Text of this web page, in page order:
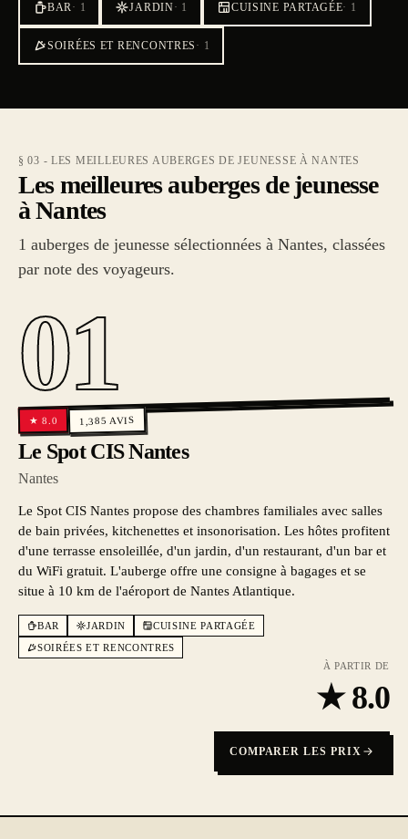
BAR· 1 JARDIN· 1 CUISINE PARTAGÉE· 1
SOIRÉES ET RENCONTRES · 1
§ 03 - LES MEILLEURES AUBERGES DE JEUNESSE À NANTES
Les meilleures auberges de jeunesse
à Nantes
1 auberges de jeunesse sélectionnées à Nantes, classées
par note des voyageurs.
01
★8.0 1,385 AVIS
Le Spot CIS Nantes
Nantes
Le Spot CIS Nantes propose des chambres familiales avec salles
de bain privées, kitchenettes et insonorisation. Les hôtes profitent
d'une terrasse ensoleillée, d'un jardin, d'un restaurant, d'un bar et
du WiFi gratuit. L'auberge offre une consigne à bagages et se
situe à 10 km de l'aéroport de Nantes Atlantique.
BAR JARDIN
CUISINE PARTAGÉE
SOIRÉES ET RENCONTRES
À PARTIR DE
★8.0
COMPARER LES PRIX